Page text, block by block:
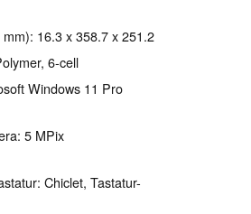
16.3 x 358.7 x 251.2
6-cell
Windows 11 Pro
5 MPix
Chiclet, Tastatur-